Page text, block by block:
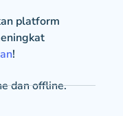
platform
!
dan offline.